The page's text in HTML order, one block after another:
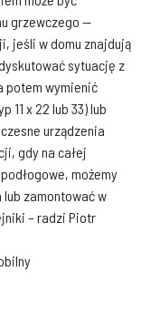
grzewczego —
jeśli w domu znajdują
sytuację z
potem wymienić
11 x 22 lub 33) lub
urządzenia
gdy na całej
możemy
lub zamontować w
– radzi Piotr